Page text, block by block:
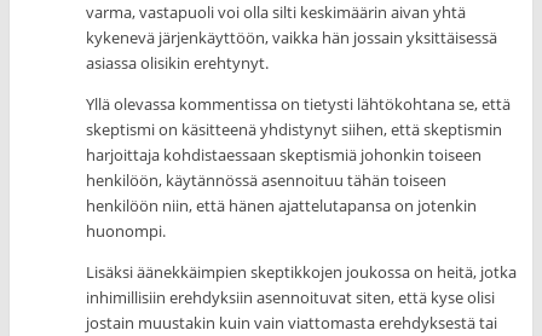
varma, vastapuoli voi olla silti keskimäärin aivan yhtä
kykenevä järjenkäyttöön, vaikka hän jossain yksittäisessä
asiassa olisikin erehtynyt.
Yllä olevassa kommentissa on tietysti lähtökohtana se, että
skeptismi on käsitteenä yhdistynyt siihen, että skeptismin
harjoittaja kohdistaessaan skeptismiä johonkin toiseen
henkilöön, käytännössä asennoituu tähän toiseen
henkilöön niin, että hänen ajattelutapansa on jotenkin
huonompi.
Lisäksi äänekkäimpien skeptikkojen joukossa on heitä, jotka
inhimillisiin erehdyksiin asennoituvat siten, että kyse olisi
jostain muustakin kuin vain viattomasta erehdyksestä tai